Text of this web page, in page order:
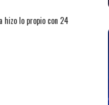
hizo lo propio con 24